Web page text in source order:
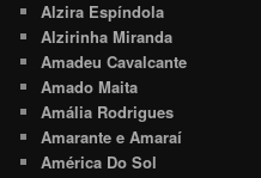
Alzira Espíndola
Alzirinha Miranda
Amadeu Cavalcante
Amado Maita
Amália Rodrigues
Amarante e Amaraí
América Do Sol